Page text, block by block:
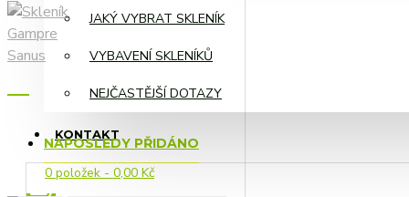
ZAVLAŽOVÁNÍ A
KOMPONENTY
JAKÝ VYBRAT SKLENÍK
VYBAVENÍ SKLENÍKŮ
NEJČASTĚJŠÍ DOTAZY
KONTAKT
0 položek - 0,00 Kč
NAPOSLEDY PŘIDÁNO